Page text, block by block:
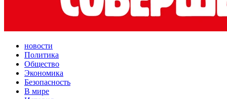
новости
Политика
Общество
Экономика
Безопасность
В мире